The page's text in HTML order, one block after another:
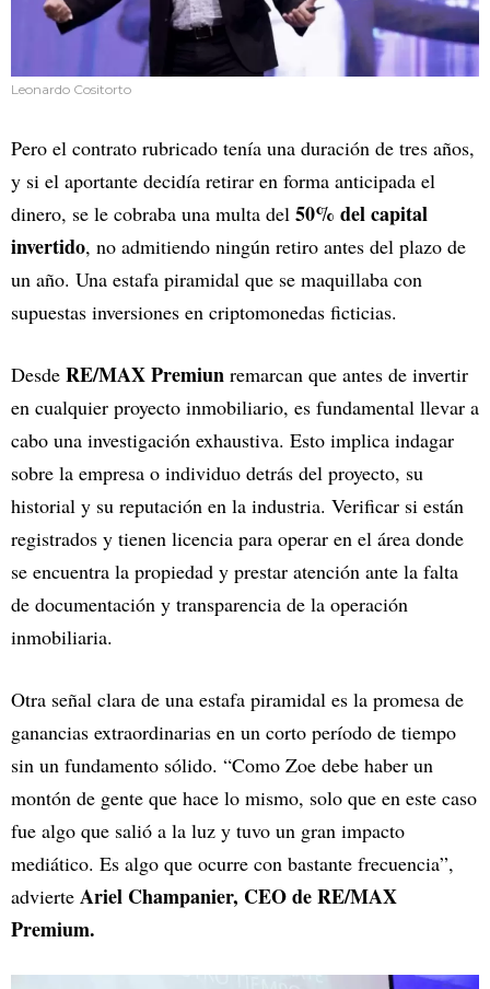
Leonardo Cositorto
Pero el contrato rubricado tenía una duración de tres años,
y si el aportante decidía retirar en forma anticipada el
dinero, se le cobraba una multa del 50% del capital
invertido, no admitiendo ningún retiro antes del plazo de
un año. Una estafa piramidal que se maquillaba con
supuestas inversiones en criptomonedas ficticias.
Desde RE/MAX Premiun remarcan que antes de invertir
en cualquier proyecto inmobiliario, es fundamental llevar a
cabo una investigación exhaustiva. Esto implica indagar
sobre la empresa o individuo detrás del proyecto, su
historial y su reputación en la industria. Verificar si están
registrados y tienen licencia para operar en el área donde
se encuentra la propiedad y prestar atención ante la falta
de documentación y transparencia de la operación
inmobiliaria.
Otra señal clara de una estafa piramidal es la promesa de
ganancias extraordinarias en un corto período de tiempo
sin un fundamento sólido. “Como Zoe debe haber un
montón de gente que hace lo mismo, solo que en este caso
fue algo que salió a la luz y tuvo un gran impacto
mediático. Es algo que ocurre con bastante frecuencia”,
advierte Ariel Champanier, CEO de RE/MAX
Premium.